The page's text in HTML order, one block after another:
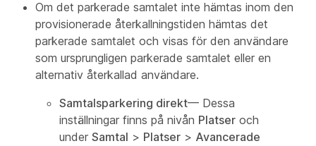
Om det parkerade samtalet inte hämtas inom den
provisionerade återkallningstiden hämtas det
parkerade samtalet och visas för den användare
som ursprungligen parkerade samtalet eller en
alternativ återkallad användare.
Samtalsparkering direkt— Dessa
inställningar finns på nivån Platser och
under Samtal > Platser > Avancerade